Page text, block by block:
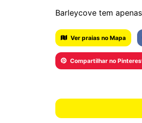
Barleycove tem
Ver praias no Mapa
Compartilhar no